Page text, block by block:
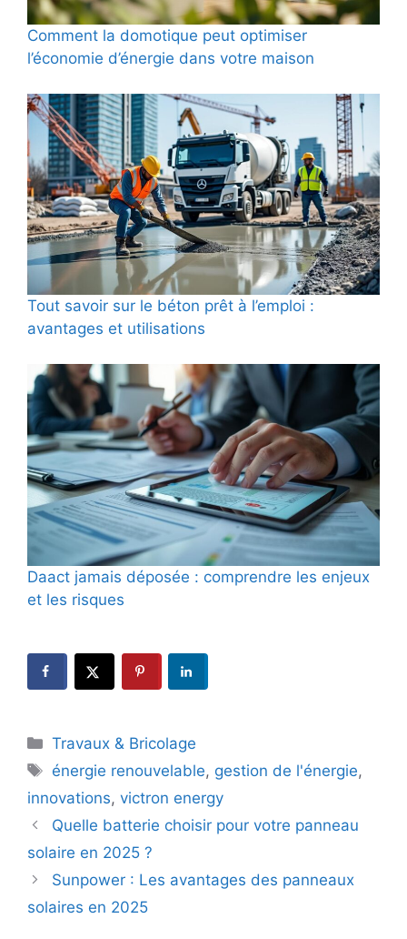
Comment la domotique peut optimiser
l’économie d’énergie dans votre maison
Tout savoir sur le béton prêt à l’emploi :
avantages et utilisations
Daact jamais déposée : comprendre les enjeux
et les risques
Catégories
Travaux & Bricolage
Étiquettes
énergie renouvelable, gestion de l'énergie,
innovations, victron energy
Quelle batterie choisir pour votre panneau
solaire en 2025 ?
Sunpower : Les avantages des panneaux
solaires en 2025